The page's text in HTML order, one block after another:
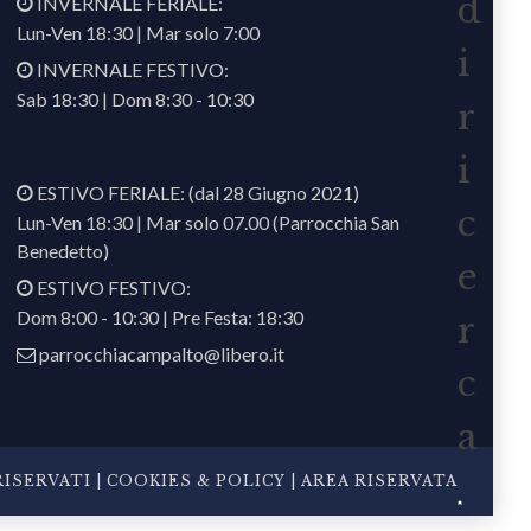
d
i
r
i
c
e
r
c
a
Lun-Ven 18:30 | Mar solo 7:00
INVERNALE FESTIVO:
Sab 18:30 | Dom 8:30 - 10:30
ESTIVO FERIALE: (dal 28 Giugno 2021)
Lun-Ven 18:30 | Mar solo 07.00 (Parrocchia San
Benedetto)
ESTIVO FESTIVO:
Dom 8:00 - 10:30 | Pre Festa: 18:30
parrocchiacampalto@libero.it
| COOKIES & POLICY AREA RISERVATA